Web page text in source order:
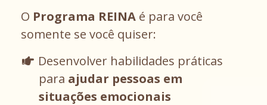
O Programa REINA é para você
somente se você quiser:
Desenvolver habilidades práticas
para ajudar pessoas em
situações emocionais